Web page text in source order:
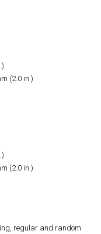
(2.0 in.)
(2.0 in.)
regular and random